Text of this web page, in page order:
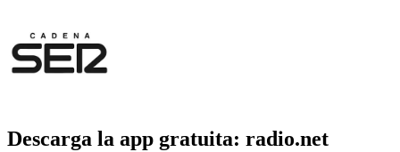
Descarga la app gratuita: radio.net